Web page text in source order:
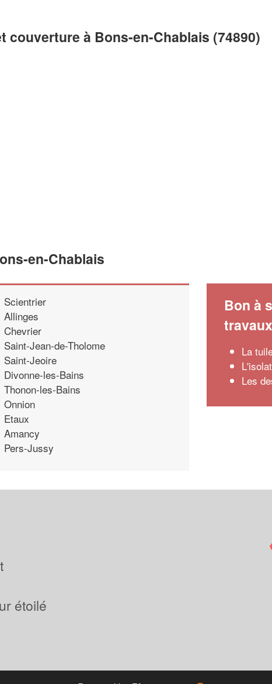
couverture à Bons-en-Chablais (74890)
en-Chablais
Scientrier
Allinges
Chevrier
Saint-Jean-de-Tholome
Saint-Jeoire
Divonne-les-Bains
Thonon-les-Bains
Onnion
Etaux
Amancy
Pers-Jussy
Bon à
travaux
La
Les
étoilé